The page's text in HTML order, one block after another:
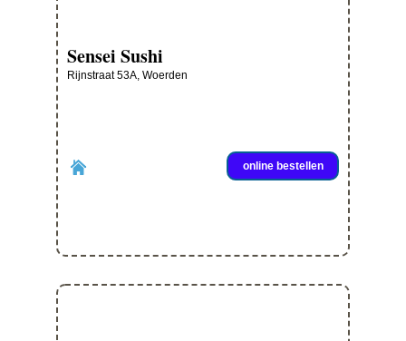
Sensei Sushi
Rijnstraat 53A, Woerden
online bestellen